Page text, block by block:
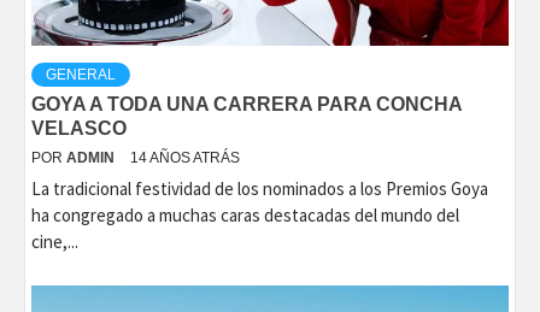
GENERAL
GOYA A TODA UNA CARRERA PARA CONCHA
VELASCO
POR ADMIN 14 AÑOS ATRÁS
La tradicional festividad de los nominados a los Premios Goya
ha congregado a muchas caras destacadas del mundo del
cine,...